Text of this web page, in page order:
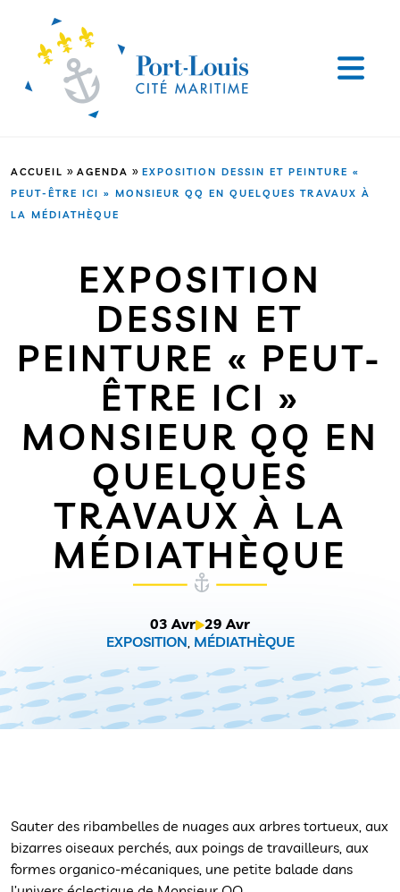
ACCUEIL » AGENDA » EXPOSITION DESSIN ET PEINTURE «
PEUT-ÊTRE ICI » MONSIEUR QQ EN QUELQUES TRAVAUX À
LA MÉDIATHÈQUE
EXPOSITION
DESSIN ET
PEINTURE « PEUT-
ÊTRE ICI »
MONSIEUR QQ EN
QUELQUES
TRAVAUX À LA
MÉDIATHÈQUE
03 Avr 29 Avr
EXPOSITION, MÉDIATHÈQUE
Sauter des ribambelles de nuages aux arbres tortueux, aux
bizarres oiseaux perchés, aux poings de travailleurs, aux
formes organico-mécaniques, une petite balade dans